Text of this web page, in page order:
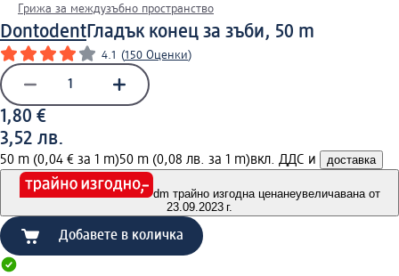
Грижа за междузъбно пространство
DontodentГладък конец за зъби, 50 m
4.1 (150 Оценки)
1,80 €
3,52 лв.
50 m (0,04 € за 1 m)50 m (0,08 лв. за 1 m)вкл. ДДС и доставка
dm трайно изгодна ценанеувеличавана от
23.09.2023 г.
Добавете в количка